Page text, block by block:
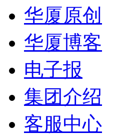
华厦原创
华厦博客
电子报
集团介绍
客服中心